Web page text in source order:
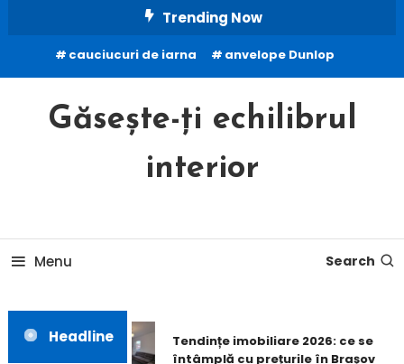
Content
Trending Now
cauciucuri de iarna anvelope Dunlop
Găsește-ți echilibrul
interior
Menu Search
Headline
Tendințe imobiliare 2026: ce se
întâmplă cu prețurile în Brașov